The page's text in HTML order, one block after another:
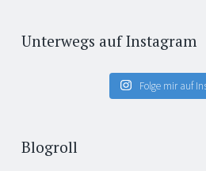
Unterwegs auf Instagram
Folge mir auf
Blogroll